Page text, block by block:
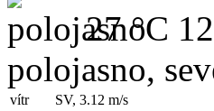
27 °C
polojasno,
vítr SV, 3.12 m/s